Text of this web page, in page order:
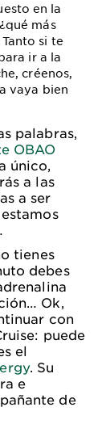
en la
más
si te
ir a la
créenos,
vaya bien
palabras,
OBAO
único,
a las
a ser
tienes
debes
Ok,
con
puede
el
. Su
e
de